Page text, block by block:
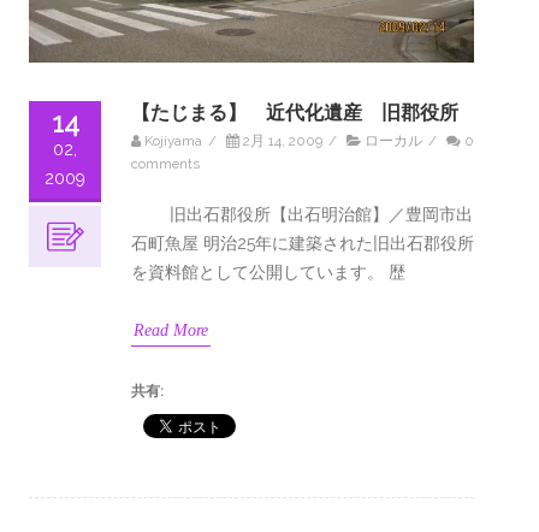
14
02,
2009
【たじまる】 近代化遺産 旧郡役所
Kojiyama / 2月 14, 2009 / ローカル /
0
comments
旧出石郡役所【出石明治館】／豊岡市出
石町魚屋 明治25年に建築された旧出石郡役所
を資料館として公開しています。 歴
Read More
共有: